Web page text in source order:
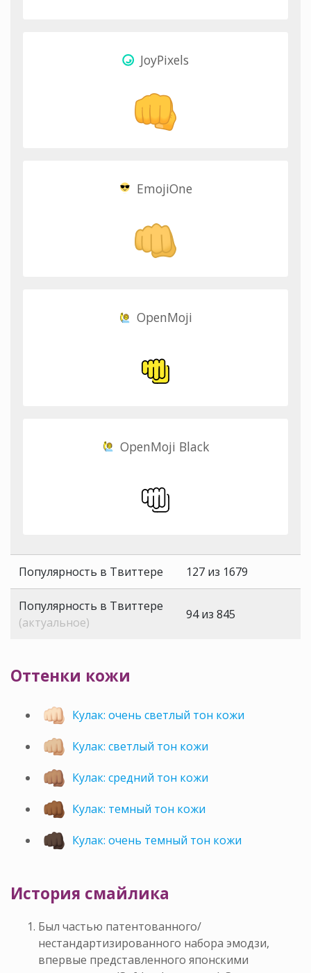
JoyPixels
EmojiOne
OpenMoji
OpenMoji Black
Популярность в Твиттере 127 из 1679
Популярность в Твиттере
(актуальное)
94 из 845
Оттенки кожи
Кулак: очень светлый тон кожи
Кулак: светлый тон кожи
Кулак: средний тон кожи
Кулак: темный тон кожи
Кулак: очень темный тон кожи
История смайлика
Был частью патентованного/
нестандартизированного набора эмодзи,
впервые представленного японскими